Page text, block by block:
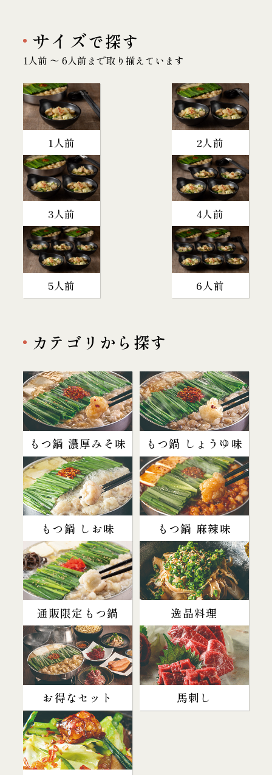
サイズで探す
1人前 〜 6人前まで取り揃えています
1人前 2人前
3人前 4人前
5人前 6人前
カテゴリから探す
もつ鍋 濃厚みそ味 もつ鍋 しょうゆ味
もつ鍋 しお味 もつ鍋 麻辣味
通販限定もつ鍋 逸品料理
お得なセット 馬刺し